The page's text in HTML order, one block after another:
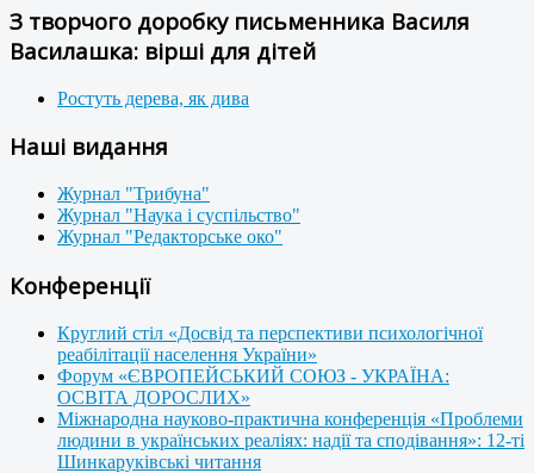
З творчого доробку письменника Василя
Василашка: вірші для дітей
Ростуть дерева, як дива
Наші видання
Журнал "Трибуна"
Журнал "Наука і суспільство"
Журнал "Редакторське око"
Конференції
Круглий стіл «Досвід та перспективи психологічної
реабілітації населення України»
Форум «ЄВРОПЕЙСЬКИЙ СОЮЗ - УКРАЇНА:
ОСВІТА ДОРОСЛИХ»
Міжнародна науково-практична конференція «Проблеми
людини в українських реаліях: надії та сподівання»: 12-ті
Шинкаруківські читання